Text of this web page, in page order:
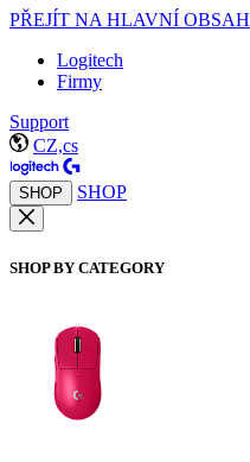
PŘEJÍT NA HLAVNÍ OBSAH
Logitech
Firmy
Support
CZ,cs
SHOP SHOP
SHOP BY CATEGORY